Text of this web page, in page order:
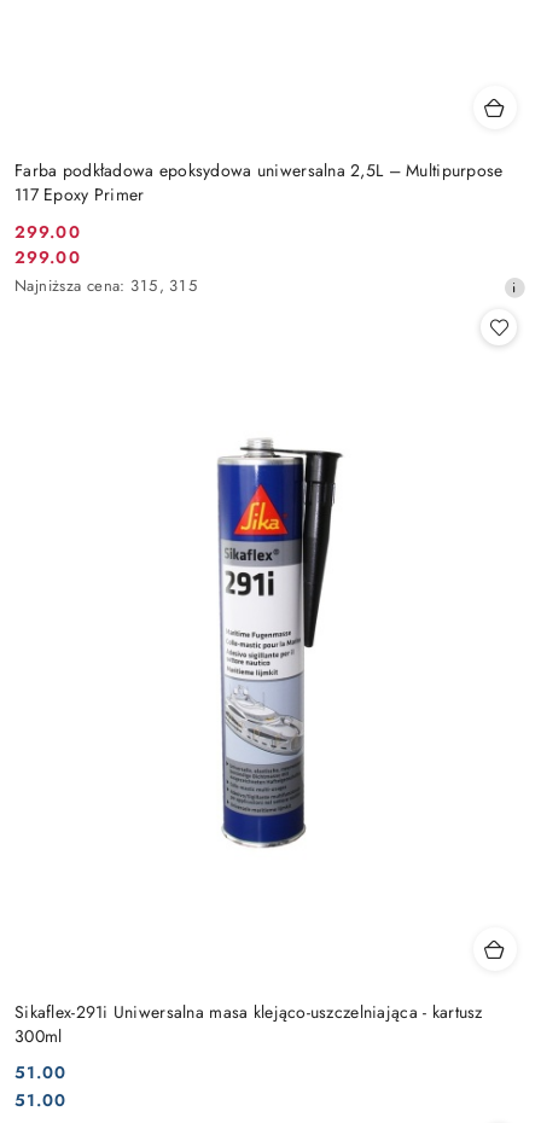
Farba podkładowa epoksydowa uniwersalna 2,5L – Multipurpose
117 Epoxy Primer
Cena
promocyjna:
299.00
Cena
promocyjna:
299.00
Najniższa
Najniższa cena: 315, 315
Sikaflex-291i Uniwersalna masa klejąco-uszczelniająca - kartusz
300ml
Cena:
51.00
Cena:
51.00